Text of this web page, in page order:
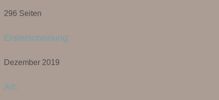
296 Seiten
Ersterscheinung:
Dezember 2019
Art: